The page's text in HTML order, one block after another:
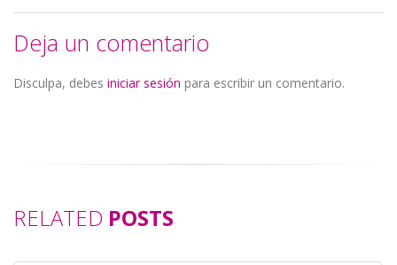
Deja un comentario
Disculpa, debes iniciar sesión para escribir un comentario.
RELATED POSTS